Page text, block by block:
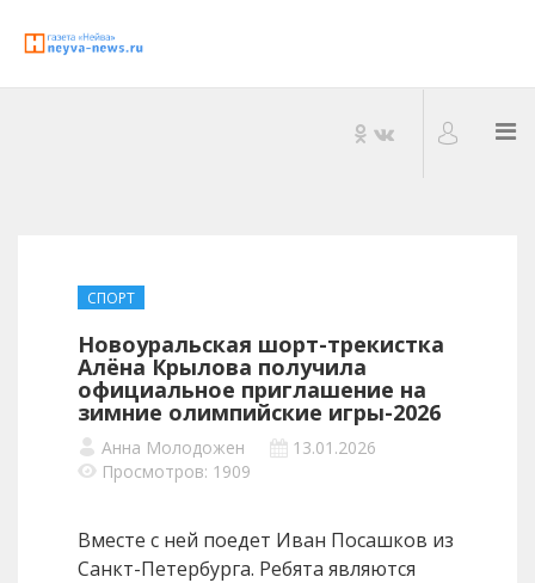
СПОРТ
Новоуральская шорт-трекистка
Алёна Крылова получила
официальное приглашение на
зимние олимпийские игры-2026
Анна Молодожен
13.01.2026
Просмотров: 1909
Вместе с ней поедет Иван Посашков из
Санкт-Петербурга. Ребята являются